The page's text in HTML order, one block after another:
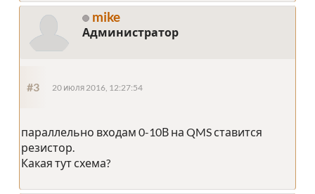
mike
Администратор
#3 20 июля 2016, 12:27:54
параллельно входам 0-10В на QMS ставится
резистор.
Какая тут схема?